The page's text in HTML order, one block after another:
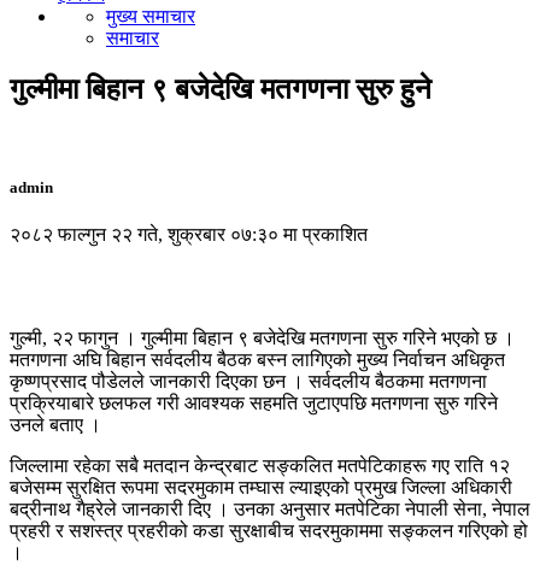
मुख्य समाचार
समाचार
गुल्मीमा बिहान ९ बजेदेखि मतगणना सुरु हुने
admin
२०८२ फाल्गुन २२ गते, शुक्रबार ०७:३० मा प्रकाशित
गुल्मी, २२ फागुन । गुल्मीमा बिहान ९ बजेदेखि मतगणना सुरु गरिने भएको छ ।
मतगणना अघि बिहान सर्वदलीय बैठक बस्न लागिएको मुख्य निर्वाचन अधिकृत
कृष्णप्रसाद पौडेलले जानकारी दिएका छन । सर्वदलीय बैठकमा मतगणना
प्रक्रियाबारे छलफल गरी आवश्यक सहमति जुटाएपछि मतगणना सुरु गरिने
उनले बताए ।
जिल्लामा रहेका सबै मतदान केन्द्रबाट सङ्कलित मतपेटिकाहरू गए राति १२
बजेसम्म सुरक्षित रूपमा सदरमुकाम तम्घास ल्याइएको प्रमुख जिल्ला अधिकारी
बद्रीनाथ गैह्रेले जानकारी दिए । उनका अनुसार मतपेटिका नेपाली सेना, नेपाल
प्रहरी र सशस्त्र प्रहरीको कडा सुरक्षाबीच सदरमुकाममा सङ्कलन गरिएको हो
।